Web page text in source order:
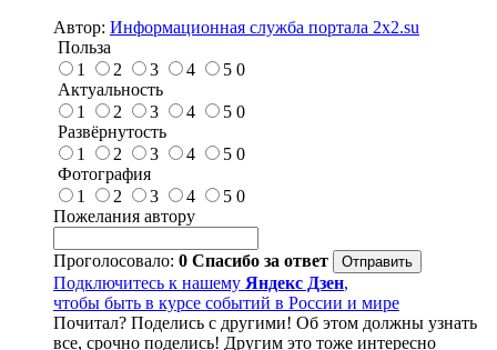
Автор: Информационная служба портала 2x2.su
Польза
1
2 3 4 5 0
Актуальность
1
2 3 4 5 0
Развёрнутость
1
2 3 4 5 0
Фотография
1
2 3 4 5 0
Пожелания автору
Проголосовало: 0 Спасибо за ответ
Подключитесь к нашему Яндекс Дзен,
чтобы быть в курсе событий в России и мире
Почитал? Поделись с другими! Об этом должны узнать
все, срочно поделись! Другим это тоже интересно